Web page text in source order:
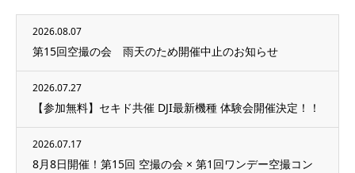
2026.08.07
第15回空撮の会 雨天のため開催中止のお知らせ
2026.07.27
【参加無料】セキド共催 DJI最新機種 体験会開催決定！！
2026.07.17
8月8日開催！第15回 空撮の会 × 第1回ワンデー空撮コン